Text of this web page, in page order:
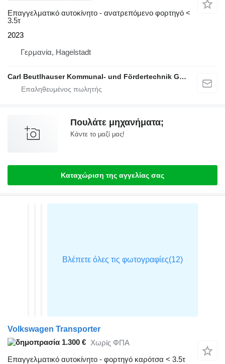
Επαγγελματικό αυτοκίνητο - ανατρεπόμενο φορτηγό <
3.5τ
2023
Γερμανία, Hagelstadt
Carl Beutlhauser Kommunal- und Fördertechnik GmbH & Co. KG
Πουλάτε μηχανήματα;
Κάντε το μαζί μας!
Καταχώριση της αγγελίας σας
Volkswagen Transporter
1.300 € Χωρίς ΦΠΑ
Επαγγελματικό αυτοκίνητο - φορτηγό καρότσα < 3.5τ